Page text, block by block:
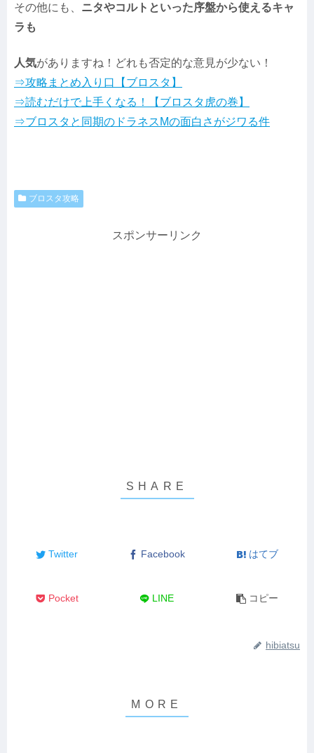
その他にも、 ニタやコルトといった序盤から使えるキャ
ラも
人気がありますね！どれも否定的な意見が少ない！
⇒攻略まとめ入り口【ブロスタ】
⇒読むだけで上手くなる！【ブロスタ虎の巻】
⇒ブロスタと同期のドラネスMの面白さがジワる件
ブロスタ攻略
スポンサーリンク
Twitter Facebook はてブ
Pocket LINE コピー
hibiatsu